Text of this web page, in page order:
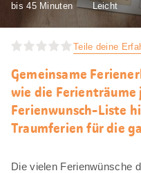
Teile deine
bis 45 Minuten
Leicht
Gemeinsame
wie die Ferienträume
Ferienwunsch-Liste
Traumferien für die
Die vielen Ferienwünsche